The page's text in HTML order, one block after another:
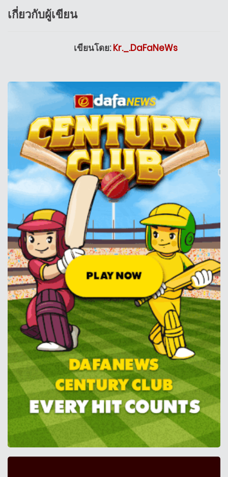
เกี่ยวกับผู้เขียน
เขียนโดย:Kr._.DaFaNeWs